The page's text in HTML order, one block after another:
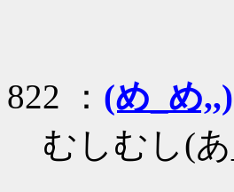
822 ： (め_め,,)
むしむし(